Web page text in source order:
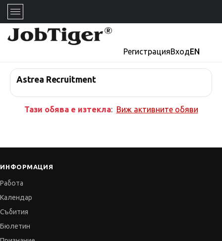
РегистрацияВходEN
Astrea Recruitment
Тази обява е изтекла: Виж активните обяви
ИНФОРМАЦИЯ
Работа
Календар
Събития
Бюлетин